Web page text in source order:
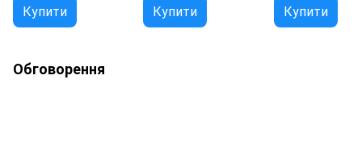
Купити Купити Купити
Обговорення